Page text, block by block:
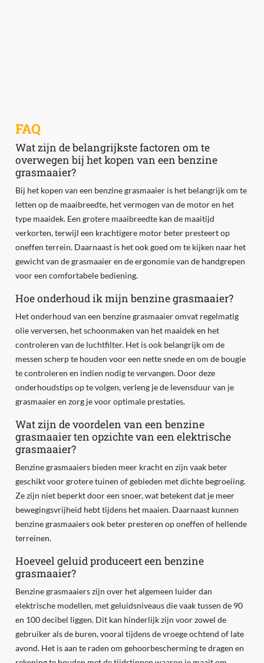
FAQ
Wat zijn de belangrijkste factoren om te
overwegen bij het kopen van een benzine
grasmaaier?
Bij het kopen van een benzine grasmaaier is het belangrijk om te
letten op de maaibreedte, het vermogen van de motor en het
type maaidek. Een grotere maaibreedte kan de maaitijd
verkorten, terwijl een krachtigere motor beter presteert op
oneffen terrein. Daarnaast is het ook goed om te kijken naar het
gewicht van de grasmaaier en de ergonomie van de handgrepen
voor een comfortabele bediening.
Hoe onderhoud ik mijn benzine grasmaaier?
Het onderhoud van een benzine grasmaaier omvat regelmatig
olie verversen, het schoonmaken van het maaidek en het
controleren van de luchtfilter. Het is ook belangrijk om de
messen scherp te houden voor een nette snede en om de bougie
te controleren en indien nodig te vervangen. Door deze
onderhoudstips op te volgen, verleng je de levensduur van je
grasmaaier en zorg je voor optimale prestaties.
Wat zijn de voordelen van een benzine
grasmaaier ten opzichte van een elektrische
grasmaaier?
Benzine grasmaaiers bieden meer kracht en zijn vaak beter
geschikt voor grotere tuinen of gebieden met dichte begroeiing.
Ze zijn niet beperkt door een snoer, wat betekent dat je meer
bewegingsvrijheid hebt tijdens het maaien. Daarnaast kunnen
benzine grasmaaiers ook beter presteren op oneffen of hellende
terreinen.
Hoeveel geluid produceert een benzine
grasmaaier?
Benzine grasmaaiers zijn over het algemeen luider dan
elektrische modellen, met geluidsniveaus die vaak tussen de 90
en 100 decibel liggen. Dit kan hinderlijk zijn voor zowel de
gebruiker als de buren, vooral tijdens de vroege ochtend of late
avond. Het is aan te raden om gehoorbescherming te dragen en